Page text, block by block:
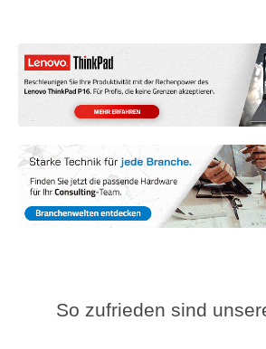
So zufrieden sind